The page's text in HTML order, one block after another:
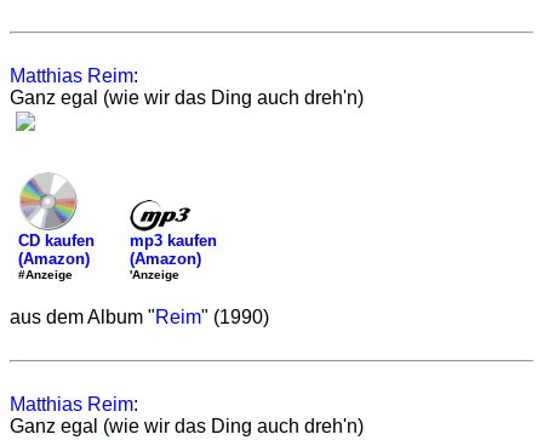
Matthias Reim:
Ganz egal (wie wir das Ding auch dreh'n)
CD kaufen
(Amazon)
#Anzeige
mp3 kaufen
(Amazon)
'Anzeige
aus dem Album "Reim" (1990)
Matthias Reim:
Ganz egal (wie wir das Ding auch dreh'n)